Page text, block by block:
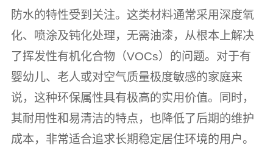
防水的特性受到关注。这类材料通常采用深度氧
化、喷涂及钝化处理，无需油漆，从根本上解决
了挥发性有机化合物（VOCs）的问题。对于有
婴幼儿、老人或对空气质量极度敏感的家庭来
说，这种环保属性具有极高的实用价值。同时，
其耐用性和易清洁的特点，也降低了后期的维护
成本，非常适合追求长期稳定居住环境的用户。